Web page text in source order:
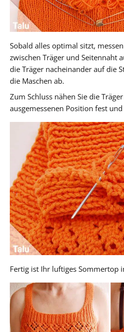
Sobald alles optimal sitzt,
zwischen Träger und Seitennaht
die Träger nacheinander auf die
die Maschen ab.
Zum Schluss nähen Sie die
ausgemessenen Position fest
Fertig ist Ihr luftiges Sommertop